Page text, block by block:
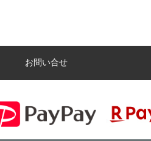
お問い合せ